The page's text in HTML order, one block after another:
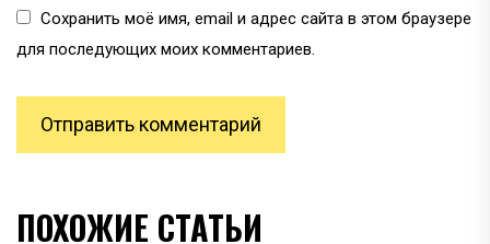
Сохранить моё имя, email и адрес сайта в этом браузере
для последующих моих комментариев.
ПОХОЖИЕ СТАТЬИ